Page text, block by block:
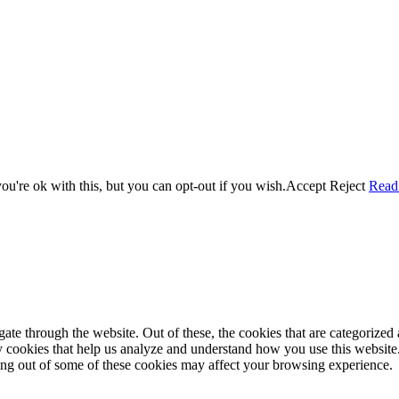
ok with this, but you can opt-out if you wish.Accept Reject
through the website. Out of these, the cookies that are categorized
that help us analyze and understand how you use this
out of some of these cookies may affect your browsing experience.